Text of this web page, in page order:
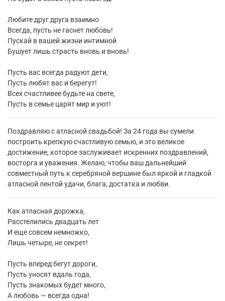
Любите друг друга взаимно
Всегда, пусть не гаснет любовь!
Пускай в вашей жизни интимной
Бушует лишь страсть вновь и вновь!
Пусть вас всегда радуют дети,
Пусть любят вас и берегут!
Всех счастливее будьте на свете,
Пусть в семье царят мир и уют!
Поздравляю с атласной свадьбой! За 24 года вы сумели
построить крепкую счастливую семью, и это великое
достижение, которое заслуживает искренних поздравлений,
восторга и уважения. Желаю, чтобы ваш дальнейший
совместный путь к серебряной вершине был яркой и гладкой
атласной лентой удачи, блага, достатка и любви.
Как атласная дорожка,
Расстелились двадцать лет
И еще совсем немножко,
Лишь четыре, не секрет!
Пусть вперед бегут дороги,
Пусть уносят вдаль года,
Пусть знакомых будет много,
А любовь — всегда одна!